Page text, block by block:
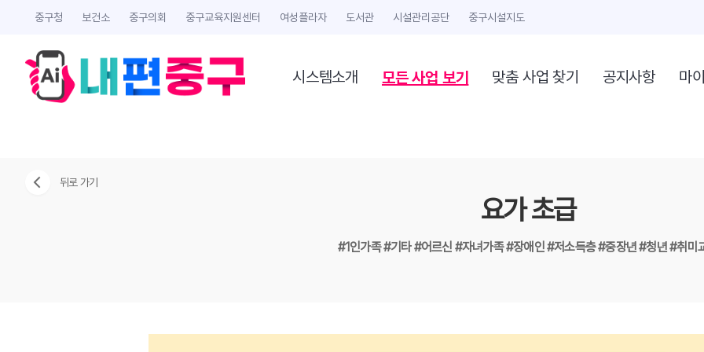
중구청 보건소 중구의회 중구교육지원센터 여성플라자 도서관 시설관리공단 중구시설지도
시스템소개 모든 사업 보기 맞춤 사업 찾기 공지사항 마
뒤로 가기
요가 초급
#1인가족#기타#어르신#자녀가족#장애인#저소득층#중장년#청년#취미